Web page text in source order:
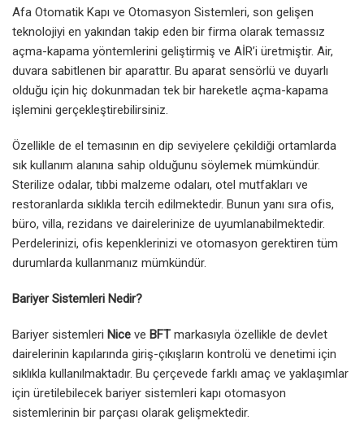
Afa Otomatik Kapı ve Otomasyon Sistemleri, son gelişen
teknolojiyi en yakından takip eden bir firma olarak temassız
açma-kapama yöntemlerini geliştirmiş ve AİR’i üretmiştir. Air,
duvara sabitlenen bir aparattır. Bu aparat sensörlü ve duyarlı
olduğu için hiç dokunmadan tek bir hareketle açma-kapama
işlemini gerçekleştirebilirsiniz.
Özellikle de el temasının en dip seviyelere çekildiği ortamlarda
sık kullanım alanına sahip olduğunu söylemek mümkündür.
Sterilize odalar, tıbbi malzeme odaları, otel mutfakları ve
restoranlarda sıklıkla tercih edilmektedir. Bunun yanı sıra ofis,
büro, villa, rezidans ve dairelerinize de uyumlanabilmektedir.
Perdelerinizi, ofis kepenklerinizi ve otomasyon gerektiren tüm
durumlarda kullanmanız mümkündür.
Bariyer Sistemleri Nedir?
Bariyer sistemleri Nice ve BFTmarkasıyla özellikle de devlet
dairelerinin kapılarında giriş-çıkışların kontrolü ve denetimi için
sıklıkla kullanılmaktadır. Bu çerçevede farklı amaç ve yaklaşımlar
için üretilebilecek bariyer sistemleri kapı otomasyon
sistemlerinin bir parçası olarak gelişmektedir.